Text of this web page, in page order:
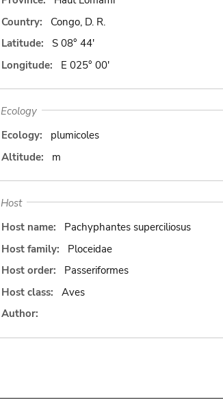
Country:
Congo, D. R.
Latitude:
S 08° 44'
Longitude:
E 025° 00'
Ecology
Ecology:
plumicoles
Altitude:
m
Host
Host name:
Pachyphantes superciliosus
Host family:
Ploceidae
Host order:
Passeriformes
Host class:
Aves
Author: